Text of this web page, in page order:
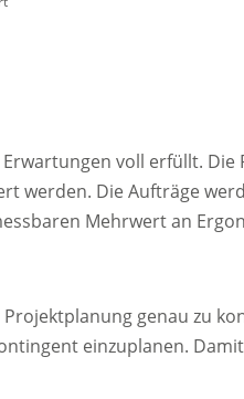
voll erfüllt. Die
werden. Die Aufträge
Mehrwert an
genau zu
einzuplanen.